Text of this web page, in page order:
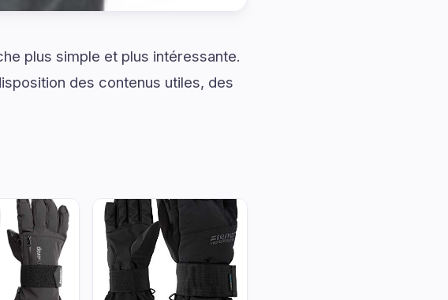
plus simple et plus intéressante.
des contenus utiles, des